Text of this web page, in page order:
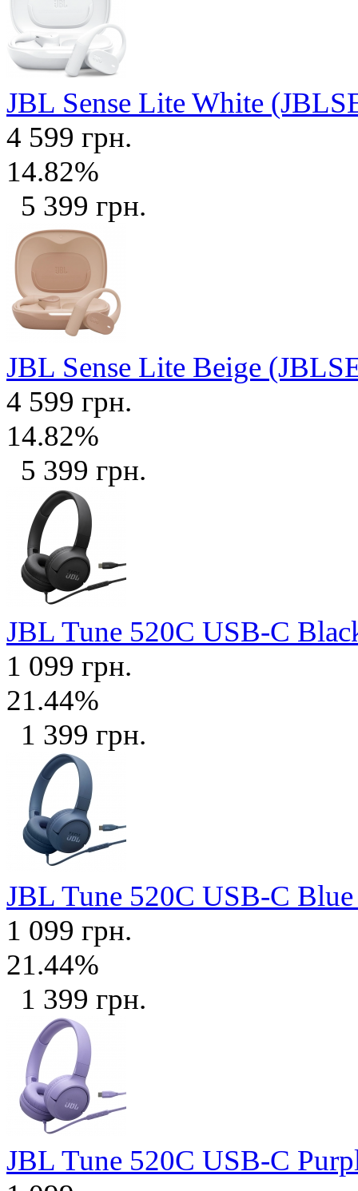
JBL Sense Lite White
4 599 грн.
14.82%
5 399 грн.
JBL Sense Lite Beige
4 599 грн.
14.82%
5 399 грн.
JBL Tune 520C USB-C
1 099 грн.
21.44%
1 399 грн.
JBL Tune 520C USB-C
1 099 грн.
21.44%
1 399 грн.
JBL Tune 520C USB-C